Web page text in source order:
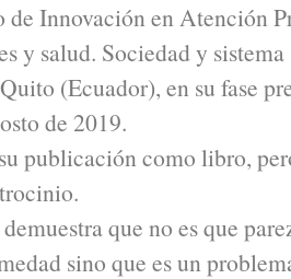
de Innovación en Atención
y salud. Sociedad y
(Ecuador), en su fase
de 2019.
publicación como libro,
que no es que
sino que es un